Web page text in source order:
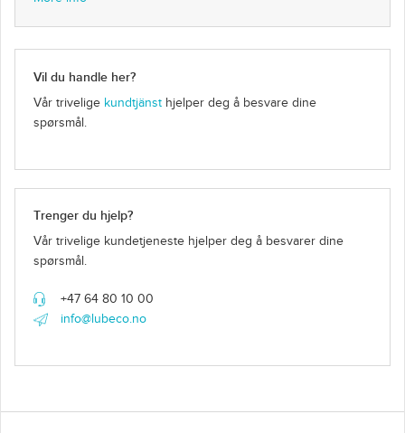
Vil du handle her?
Vår trivelige kundtjänst hjelper deg å besvare dine
spørsmål.
Trenger du hjelp?
Vår trivelige kundetjeneste hjelper deg å besvarer dine
spørsmål.
+47 64 80 10 00
info@lubeco.no